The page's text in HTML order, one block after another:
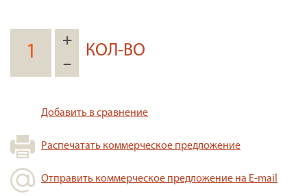
+
–
КОЛ-ВО
Добавить в сравнение
Распечатать коммерческое предложение
Отправить коммерческое предложение на E-mail